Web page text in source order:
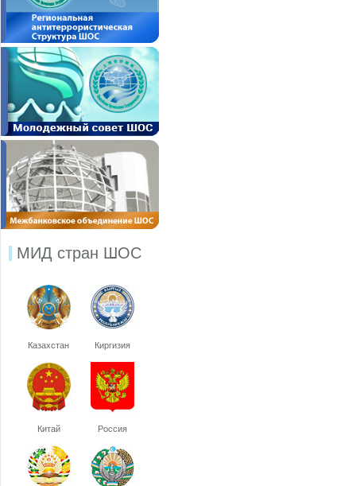
МИД стран ШОС
Казахстан Киргизия
Китай Россия